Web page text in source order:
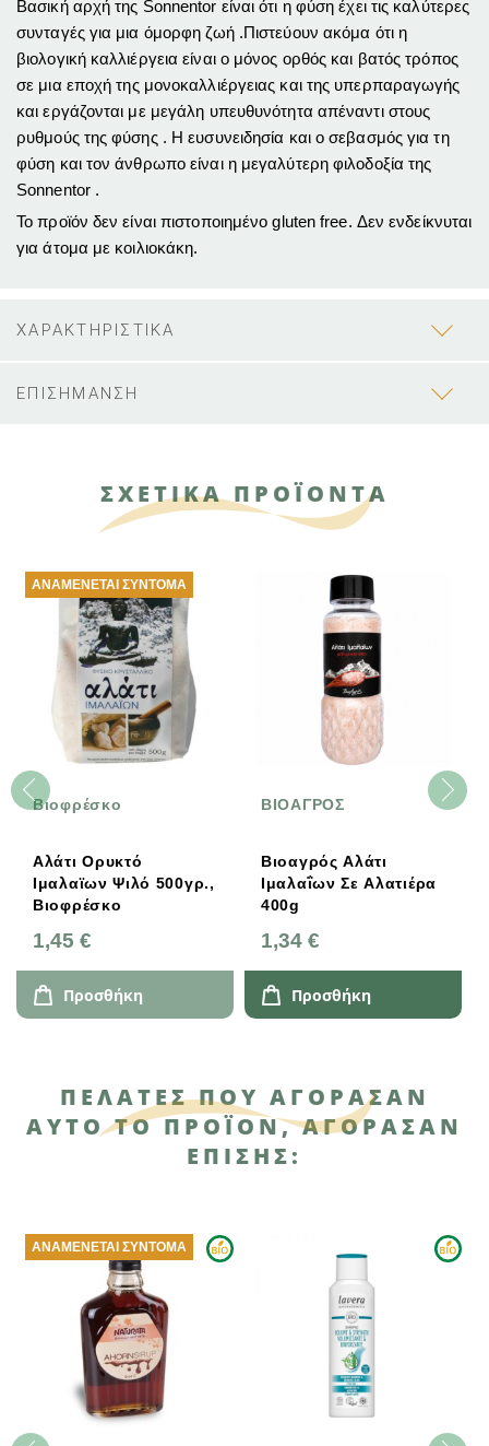
Βασική αρχή της Sonnentor είναι ότι η φύση έχει τις καλύτερες
συνταγές για μια όμορφη ζωή .Πιστεύουν ακόμα ότι η
βιολογική καλλιέργεια είναι ο μόνος ορθός και βατός τρόπος
σε μια εποχή της μονοκαλλιέργειας και της υπερπαραγωγής
και εργάζονται με μεγάλη υπευθυνότητα απέναντι στους
ρυθμούς της φύσης . H ευσυνειδησία και ο σεβασμός για τη
φύση και τον άνθρωπο είναι η μεγαλύτερη φιλοδοξία της
Sonnentor .
Το προϊόν δεν είναι πιστοποιημένο gluten free. Δεν ενδείκνυται
για άτομα με κοιλιοκάκη.
ΧΑΡΑΚΤΗΡΙΣΤΙΚΑ
ΕΠΙΣΗΜΑΝΣΗ
ΣΧΕΤΙΚΑ ΠΡΟΪΟΝΤΑ
Βιοφρέσκο
Αλάτι Ορυκτό
Ιμαλαϊων Ψιλό 500γρ.,
Βιοφρέσκο
1,45 €
ΑΝΑΜΈΝΕΤΑΙ ΣΎΝΤΟΜΑ
Προσθήκη
ΒΙΟΑΓΡΟΣ
Βιοαγρός Αλάτι
Ιμαλαΐων Σε Αλατιέρα
400g
1,34 €
Προσθήκη
ΠΕΛΆΤΕΣ ΠΟΥ ΑΓΌΡΑΣΑΝ
ΑΥΤΌ ΤΟ ΠΡΟΪΌΝ, ΑΓΌΡΑΣΑΝ
ΕΠΊΣΗΣ:
ΑΝΑΜΈΝΕΤΑΙ ΣΎΝΤΟΜΑ